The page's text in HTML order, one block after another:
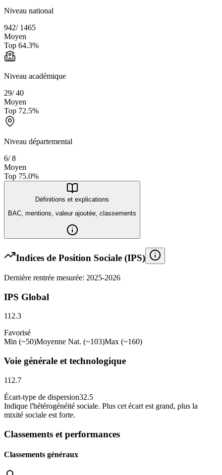
Niveau national
942/ 1465
Moyen
Top 64.3%
Niveau académique
29/40
Moyen
Top 72.5%
Niveau départemental
6/8
Moyen
Top 75.0%
Définitions et explications
BAC, mentions, valeur ajoutée, classements
Indices de Position Sociale (IPS)
Dernière rentrée mesurée: 2025-2026
IPS Global
112.3
Favorisé
Min (~50)Moyenne Nat. (~103)Max (~160)
Voie générale et technologique
112.7
Écart-type de dispersion32.5
Indique l'hétérogénéité sociale. Plus cet écart est grand, plus la
mixité sociale est forte.
Classements et performances
Classements généraux